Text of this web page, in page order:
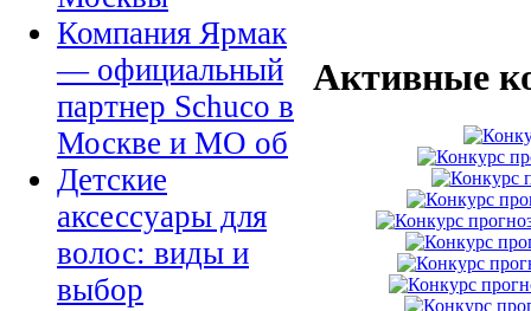
Компания Ярмак
— официальный
партнер Schuco в
Москве и МО об
Детские
аксессуары для
волос: виды и
выбор
Активные